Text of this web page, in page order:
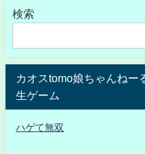
検索
カオスtomo娘ちゃんねー
生ゲーム
ハゲて無双